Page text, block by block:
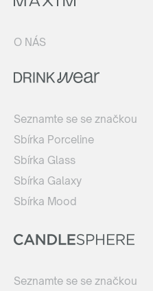
O NÁS
Seznamte se se značkou
Sbírka Porceline
Sbírka Glass
Sbírka Galaxy
Sbírka Mood
Seznamte se se značkou